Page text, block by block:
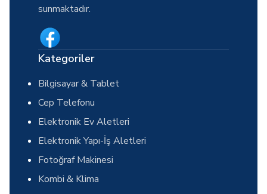
sunmaktadır.
Kategoriler
Bilgisayar & Tablet
Cep Telefonu
Elektronik Ev Aletleri
Elektronik Yapı-İş Aletleri
Fotoğraf Makinesi
Kombi & Klima